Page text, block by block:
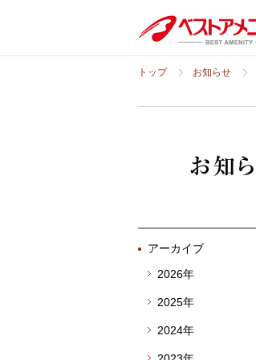
トップ お知らせ
アーカイブ
2026年
2025年
2024年